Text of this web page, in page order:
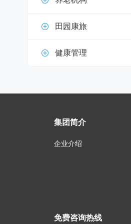
田园康旅
健康管理
集团简介
企业介绍
免费咨询热线